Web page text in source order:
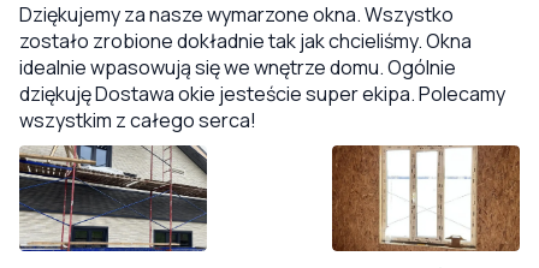
Dziękujemy za nasze wymarzone okna. Wszystko
zostało zrobione dokładnie tak jak chcieliśmy. Okna
idealnie wpasowują się we wnętrze domu. Ogólnie
dziękuję Dostawa okie jesteście super ekipa. Polecamy
wszystkim z całego serca!